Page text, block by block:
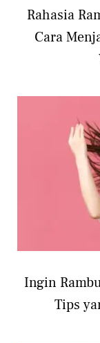
Rahasia
Cara
Ingin
Tips